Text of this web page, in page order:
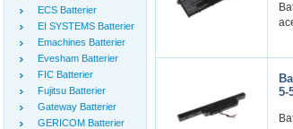
ECS Batterier
EI SYSTEMS Batterier
Emachines Batterier
Evesham Batterier
FIC Batterier
Fujitsu Batterier
Gateway Batterier
GERICOM Batterier
5-